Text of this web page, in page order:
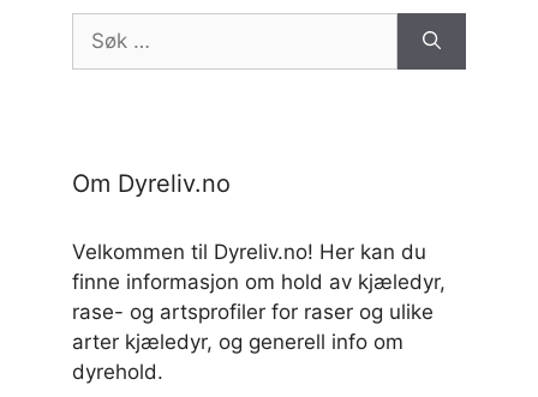
Søk
etter:
Om Dyreliv.no
Velkommen til Dyreliv.no! Her kan du
finne informasjon om hold av kjæledyr,
rase- og artsprofiler for raser og ulike
arter kjæledyr, og generell info om
dyrehold.